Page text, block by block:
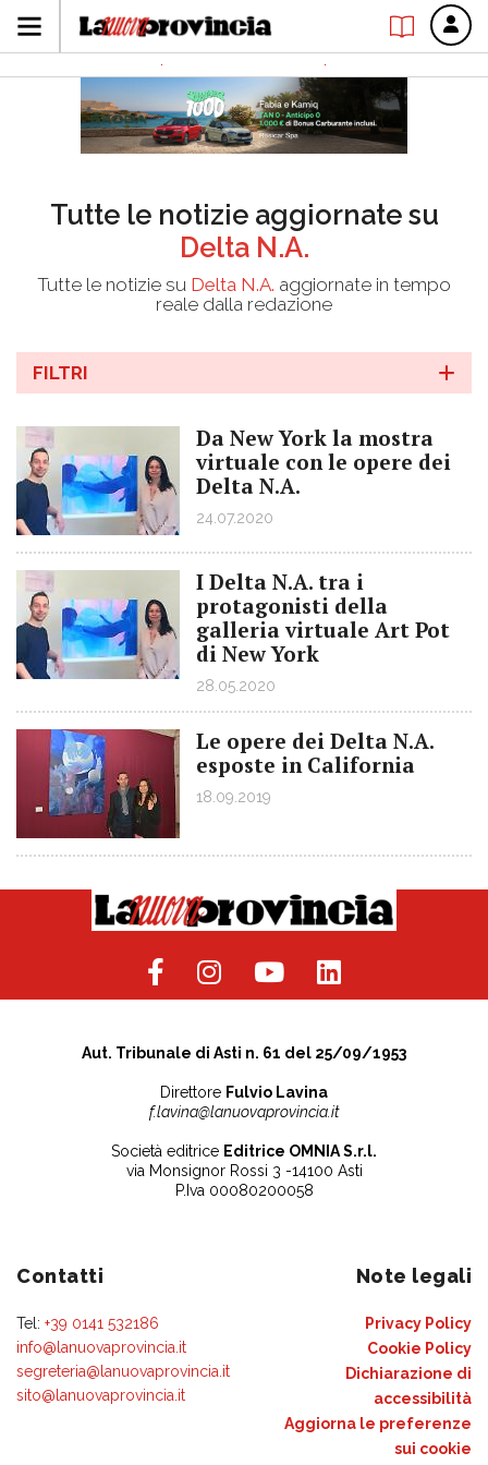
Tutte le notizie aggiornate su
Delta N.A.
Tutte le notizie su Delta N.A. aggiornate in tempo
reale dalla redazione
FILTRI
Da New York la mostra
virtuale con le opere dei
Delta N.A.
24.07.2020
I Delta N.A. tra i
protagonisti della
galleria virtuale Art Pot
di New York
28.05.2020
Le opere dei Delta N.A.
esposte in California
18.09.2019
Aut. Tribunale di Asti n. 61 del 25/09/1953
Direttore Fulvio Lavina
f.lavina@lanuovaprovincia.it
Società editrice Editrice OMNIA S.r.l.
via Monsignor Rossi 3 -14100 Asti
P.Iva 00080200058
Contatti
Tel: +39 0141 532186
info@lanuovaprovincia.it
segreteria@lanuovaprovincia.it
sito@lanuovaprovincia.it
Note legali
Privacy Policy
Cookie Policy
Dichiarazione di
accessibilità
Aggiorna le preferenze
sui cookie